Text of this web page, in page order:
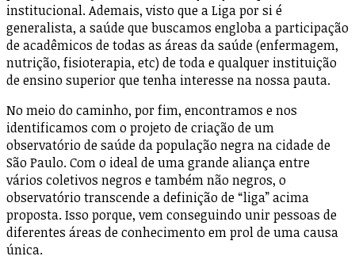
institucional. Ademais, visto que a Liga por si é
generalista, a saúde que buscamos engloba a participação
de acadêmicos de todas as áreas da saúde (enfermagem,
nutrição, fisioterapia, etc) de toda e qualquer instituição
de ensino superior que tenha interesse na nossa pauta.
No meio do caminho, por fim, encontramos e nos
identificamos com o projeto de criação de um
observatório de saúde da população negra na cidade de
São Paulo. Com o ideal de uma grande aliança entre
vários coletivos negros e também não negros, o
observatório transcende a definição de “liga” acima
proposta. Isso porque, vem conseguindo unir pessoas de
diferentes áreas de conhecimento em prol de uma causa
única.